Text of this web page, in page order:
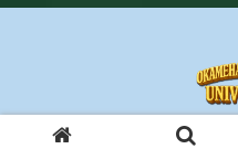
© 2025 おかめは